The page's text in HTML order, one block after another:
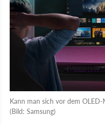
Kann man sich vor dem
(Bild: Samsung)